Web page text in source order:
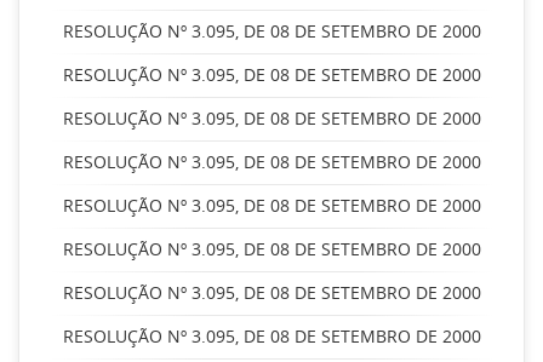
RESOLUÇÃO Nº 3.095, DE 08 DE SETEMBRO DE 2000
RESOLUÇÃO Nº 3.095, DE 08 DE SETEMBRO DE 2000
RESOLUÇÃO Nº 3.095, DE 08 DE SETEMBRO DE 2000
RESOLUÇÃO Nº 3.095, DE 08 DE SETEMBRO DE 2000
RESOLUÇÃO Nº 3.095, DE 08 DE SETEMBRO DE 2000
RESOLUÇÃO Nº 3.095, DE 08 DE SETEMBRO DE 2000
RESOLUÇÃO Nº 3.095, DE 08 DE SETEMBRO DE 2000
RESOLUÇÃO Nº 3.095, DE 08 DE SETEMBRO DE 2000